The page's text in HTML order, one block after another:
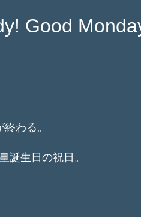
Good
わる。
誕生日の祝日。